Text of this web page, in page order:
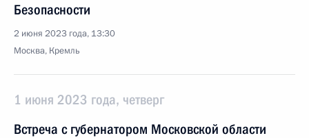
Безопасности
2 июня 2023 года, 13:30
Москва, Кремль
1 июня 2023 года, четверг
Встреча с губернатором Московской области